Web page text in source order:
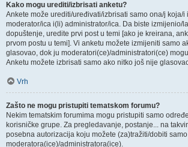
Kako mogu urediti/izbrisati anketu?
Ankete može urediti/uređivati/izbrisati samo ona/j koja/i
moderator/ica i(li) administrator/ica. Da biste izmijenio/
dopuštenje, uredite prvi post u temi [ako je kreirana,
prvom postu u temi]. Vi anketu možete izmijeniti samo
glasovao, dok ju moderatori(ce)/administratori(ce)
Anketu možete izbrisati samo ako nitko još nije
Vrh
Zašto ne mogu pristupiti tematskom forumu?
Nekim tematskim forumima mogu pristupiti samo
korisničke grupe. Za pregledavanje, postanje... na
posebna autorizacija koju možete (za)tražiti/dobiti samo
moderatora(ice)/administratora(ice).